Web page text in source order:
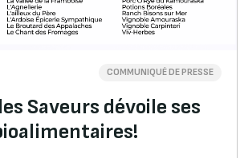
COMMUNIQUÉ DE PRESSE
Saveurs dévoile ses